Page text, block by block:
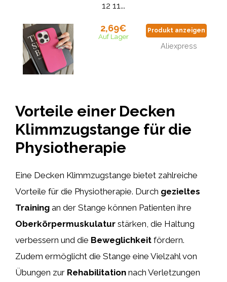
12 11...
2,69€
Auf Lager
Produkt anzeigen
Aliexpress
Vorteile einer Decken
Klimmzugstange für die
Physiotherapie
Eine Decken Klimmzugstange bietet zahlreiche
Vorteile für die Physiotherapie. Durch gezieltes
Training an der Stange können Patienten ihre
Oberkörpermuskulatur stärken, die Haltung
verbessern und die Beweglichkeit fördern.
Zudem ermöglicht die Stange eine Vielzahl von
Übungen zur Rehabilitation nach Verletzungen